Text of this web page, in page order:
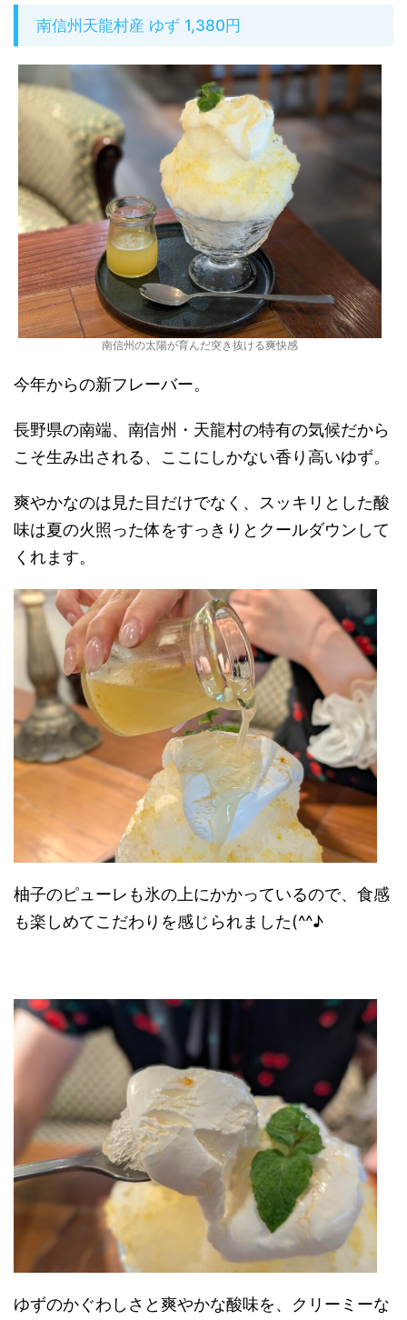
南信州天龍村産 ゆず 1,380円
南信州の太陽が育んだ突き抜ける爽快感
今年からの新フレーバー。
長野県の南端、南信州・天龍村の特有の気候だから
こそ生み出される、ここにしかない香り高いゆず。
爽やかなのは見た目だけでなく、スッキリとした酸
味は夏の火照った体をすっきりとクールダウンして
くれます。
柚子のピューレも氷の上にかかっているので、食感
も楽しめてこだわりを感じられました(^^♪
ゆずのかぐわしさと爽やかな酸味を、 クリーミーな